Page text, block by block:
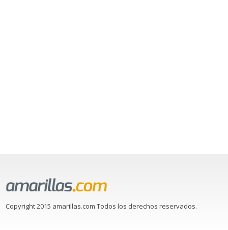
Copyright 2015 amarillas.com Todos los derechos reservados.